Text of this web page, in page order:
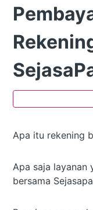
Apa itu rekening
Apa saja layanan
bersama